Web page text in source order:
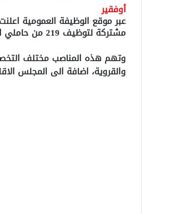
أوفقير
مشتركة لتوظيف 219 من حاملي الشواهد، في الجماعات الترابية باقليم الحسيمة.
وتهم هذه المناصب مختلف
والقروية، اضافة الى المجلس